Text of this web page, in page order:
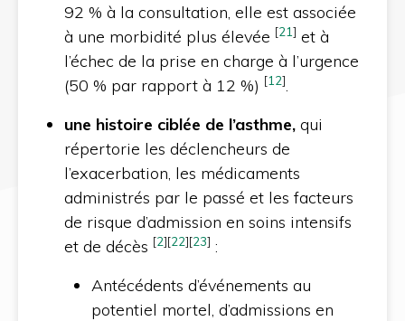
92 % à la consultation, elle est associée
à une morbidité plus élevée [21] et à
l’échec de la prise en charge à l’urgence
(50 % par rapport à 12 %) [12].
une histoire ciblée de l’asthme, qui
répertorie les déclencheurs de
l’exacerbation, les médicaments
administrés par le passé et les facteurs
de risque d’admission en soins intensifs
et de décès [2][22][23] :
Antécédents d’événements au
potentiel mortel, d’admissions en